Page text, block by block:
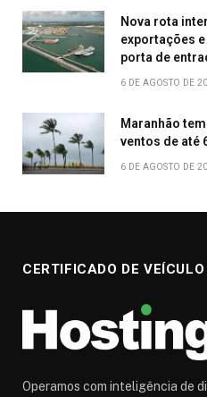
Nova rota
exportações
porta de
6 DE AGOSTO DE
Maranhão
ventos de até
6 DE AGOSTO DE
CERTIFICADO DE
Operamos com inteligência de